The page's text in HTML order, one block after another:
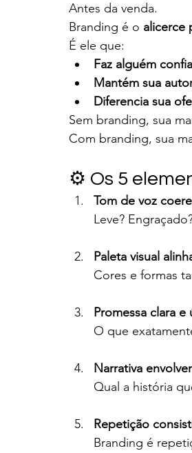
Antes da venda.
Branding é o alicerce
É ele que:
Faz alguém
Mantém sua
Diferencia sua
Sem branding, sua
Com branding, sua
⚙️ Os 5
Tom de voz
Leve?
Paleta visual
Cores e formas
Promessa clara e
O que
Narrativa
Qual a história
Repetição
Branding é